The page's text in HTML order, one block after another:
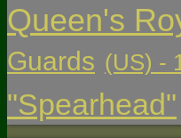
Queen's
Guards (US) -
"Spearhead"